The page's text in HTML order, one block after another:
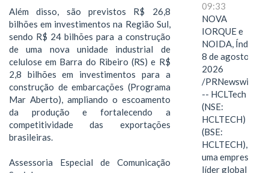
Além disso, são previstos R$ 26,8
bilhões em investimentos na Região Sul,
sendo R$ 24 bilhões para a construção
de uma nova unidade industrial de
celulose em Barra do Ribeiro (RS) e R$
2,8 bilhões em investimentos para a
construção de embarcações (Programa
Mar Aberto), ampliando o escoamento
da produção e fortalecendo a
competitividade das exportações
brasileiras.
Assessoria Especial de Comunicação
09:33
NOVA
IORQUE e
NOIDA, Índia,
8 de agosto de
2026
/PRNewswire/
-- HCLTech
(NSE:
HCLTECH)
(BSE:
HCLTECH),
uma empresa
líder global em